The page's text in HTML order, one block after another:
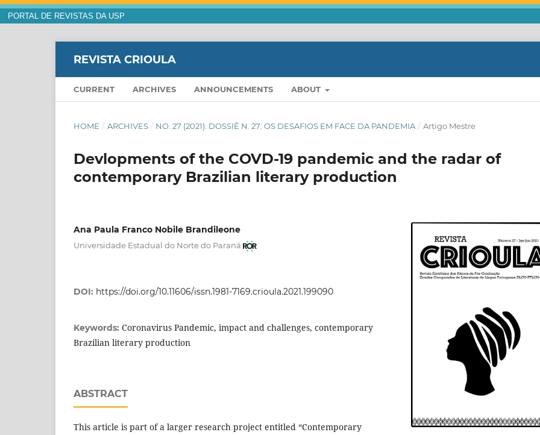
PORTAL DE REVISTAS DA USP
REVISTA CRIOULA
CURRENT ARCHIVES ANNOUNCEMENTS ABOUT
HOME / ARCHIVES / NO. 27 (2021): DOSSIÊ N. 27: OS DESAFIOS EM FACE DA PANDEMIA / Artigo Mestre
Devlopments of the COVD-19 pandemic and the radar of
contemporary Brazilian literary production
Ana Paula Franco Nobile Brandileone
Universidade Estadual do Norte do Paraná
DOI: https://doi.org/10.11606/issn.1981-7169.crioula.2021.199090
Keywords: Coronavirus Pandemic, impact and challenges, contemporary
Brazilian literary production
ABSTRACT
This article is part of a larger research project entitled “Contemporary